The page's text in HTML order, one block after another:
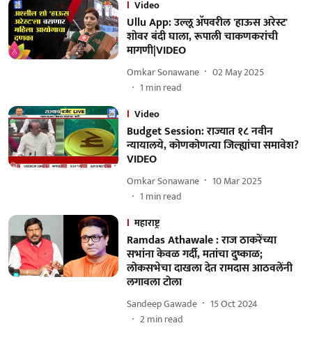
Video
Ullu App: उल्लू अ‍ॅपवरील 'हाऊस अरेस्ट'
शोवर बंदी घाला, रूपाली चाकणकरांची
मागणी|VIDEO
Omkar Sonawane
02 May 2025
1 min read
Video
Budget Session: राज्यात १८ नवीन
न्यायालये, कोणकोणत्या जिल्ह्यांचा समावेश?
VIDEO
Omkar Sonawane
10 Mar 2025
1 min read
महाराष्ट्र
Ramdas Athawale : राज ठाकरेंच्या
सभांना केवळ गर्दी, मतांचा दुष्काळ;
लोकसभेचा दाखला देत रामदास आठवलेंनी
लगावला टोला
Sandeep Gawade
15 Oct 2024
2min read